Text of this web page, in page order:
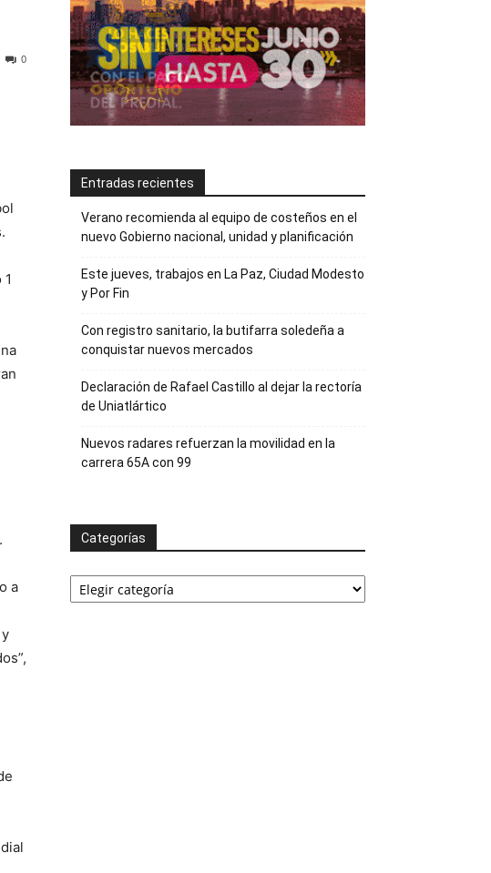
0
a
Entradas recientes
Verano recomienda al equipo de costeños en el
nuevo Gobierno nacional, unidad y planificación
Este jueves, trabajos en La Paz, Ciudad Modesto
y Por Fin
Con registro sanitario, la butifarra soledeña a
conquistar nuevos mercados
Declaración de Rafael Castillo al dejar la rectoría
de Uniatlártico
Nuevos radares refuerzan la movilidad en la
carrera 65A con 99
Categorías
Categorías